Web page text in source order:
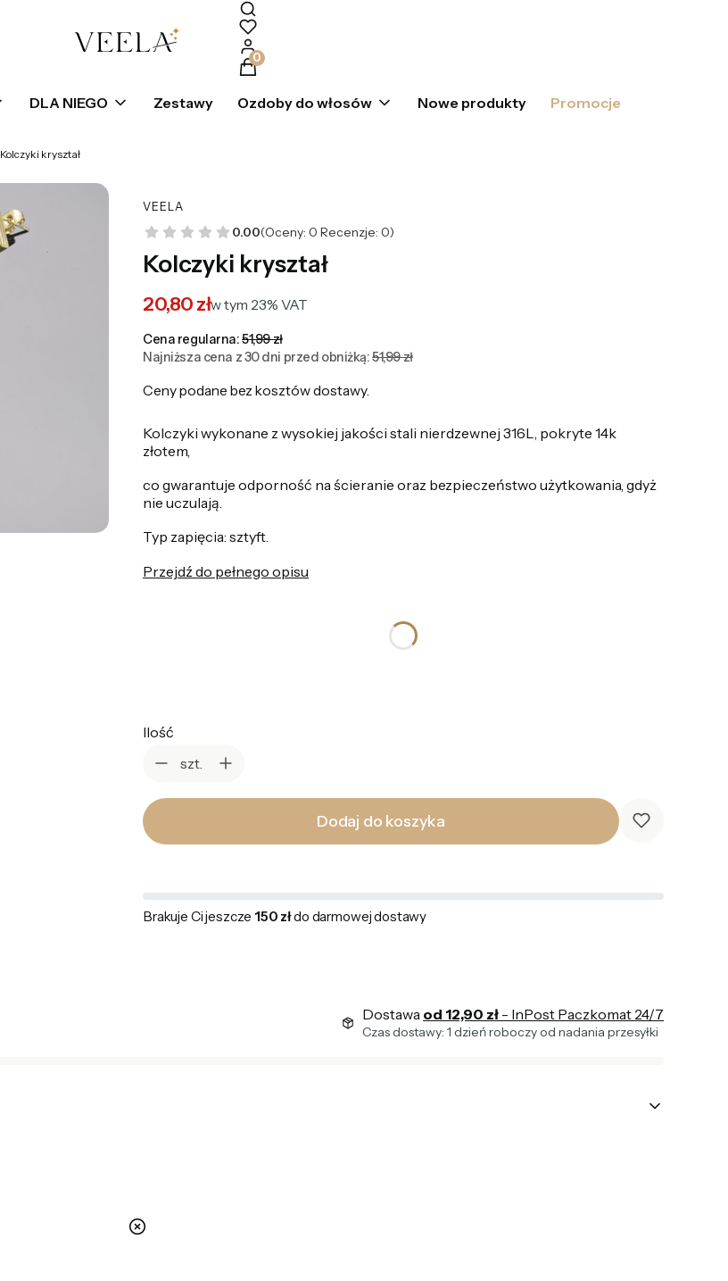
Produkty w koszyku: 0. Zobacz szczegóły
DLA NIEGO Zestawy Ozdoby do włosów Nowe produkty Promocje
Kolczyki kryształ
VEELA
0.00(Oceny: 0 Recenzje: 0)
Kolczyki kryształ
20,80 złw tym 23% VAT
w tym 23% VAT
Cena regularna:51,99 zł
Najniższa cena z 30 dni przed obniżką:51,99 zł
Ceny podane bez kosztów dostawy.
Kolczyki wykonane z wysokiej jakości stali nierdzewnej 316L, pokryte 14k
złotem,
co gwarantuje odporność na ścieranie oraz bezpieczeństwo użytkowania, gdyż
nie uczulają.
Typ zapięcia: sztyft.
Przejdź do pełnego opisu
Ilość
szt.
Dodaj do koszyka
Brakuje Ci jeszcze 150 złdo darmowej dostawy
Dostawa od 12,90 zł - InPost Paczkomat 24/7
Czas dostawy: 1 dzień roboczy od nadania przesyłki
nie